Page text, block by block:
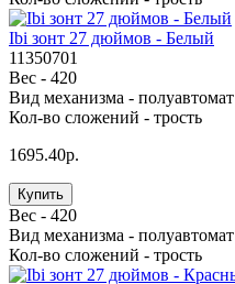
Ibi зонт 27 дюймов - Белый
11350701
Вес - 420
Вид механизма - полуавтомат
Кол-во сложений - трость
1695.40р.
Купить
Вес - 420
Вид механизма - полуавтомат
Кол-во сложений - трость